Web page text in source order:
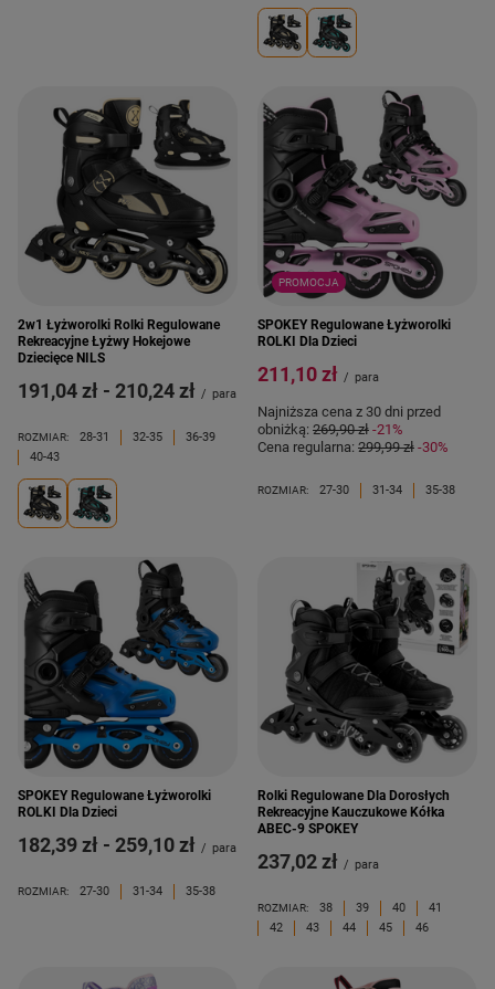
2w1 Łyżworolki Rolki Regulowane
Rekreacyjne Łyżwy Hokejowe
Dziecięce NILS
od
191,04 zł - do
210,24 zł / para
ROZMIAR: 28-31 32-35
36-39
40-43
PROMOCJA
SPOKEY Regulowane Łyżworolki
ROLKI Dla Dzieci
211,10 zł / para
Najniższa cena z 30 dni przed
obniżką: 269,90 zł -21%
Cena regularna: 299,99 zł -30%
ROZMIAR: 27-30 31-34 35-38
SPOKEY Regulowane Łyżworolki
ROLKI Dla Dzieci
od
182,39 zł - do
259,10 zł / para
ROZMIAR: 27-30 31-34 35-38
Rolki Regulowane Dla Dorosłych
Rekreacyjne Kauczukowe Kółka
ABEC-9 SPOKEY
237,02 zł / para
ROZMIAR: 38 39 40
41
42
43 44 45 46